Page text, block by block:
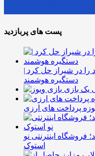
پست های پربازدید
در شیراز حل کرد |
دستگیره هوشمند
یک بازی
پرداخت های ارزی
فروشگاه اینترنتی نو
استوک